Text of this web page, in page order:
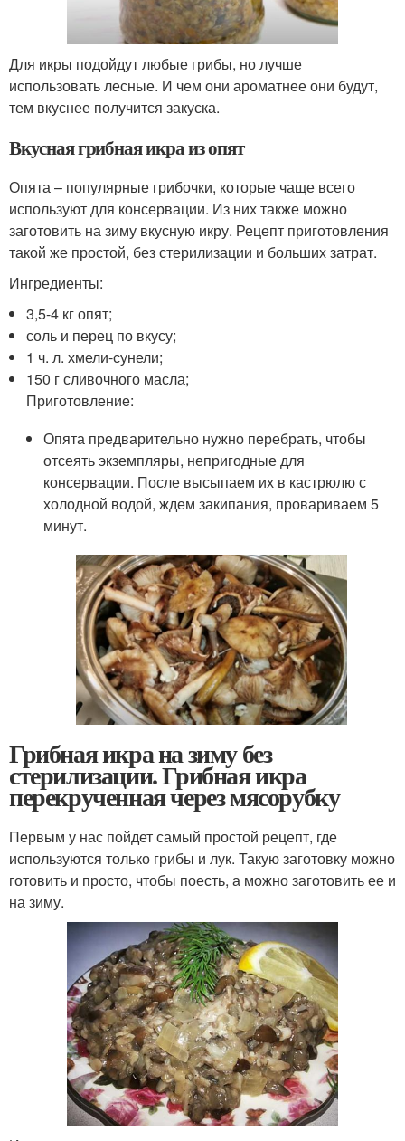
Для икры подойдут любые грибы, но лучше
использовать лесные. И чем они ароматнее они будут,
тем вкуснее получится закуска.
Вкусная грибная икра из опят
Опята – популярные грибочки, которые чаще всего
используют для консервации. Из них также можно
заготовить на зиму вкусную икру. Рецепт приготовления
такой же простой, без стерилизации и больших затрат.
Ингредиенты:
3,5-4 кг опят;
соль и перец по вкусу;
1 ч. л. хмели-сунели;
150 г сливочного масла;
Приготовление:
Опята предварительно нужно перебрать, чтобы
отсеять экземпляры, непригодные для
консервации. После высыпаем их в кастрюлю с
холодной водой, ждем закипания, провариваем 5
минут.
Грибная икра на зиму без
стерилизации. Грибная икра
перекрученная через мясорубку
Первым у нас пойдет самый простой рецепт, где
используются только грибы и лук. Такую заготовку можно
готовить и просто, чтобы поесть, а можно заготовить ее и
на зиму.